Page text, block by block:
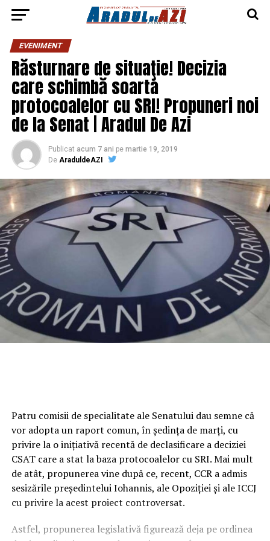
EVENIMENT
Răsturnare de situaţie! Decizia
care schimbă soarta
protocoalelor cu SRI! Propuneri noi
de la Senat | Aradul De Azi
Publicat acum 7 ani pe martie 19, 2019
De AraduldeAZI
Patru comisii de specialitate ale Senatului dau semne că
vor adopta un raport comun, în şedinţa de marţi, cu
privire la o inițiativă recentă de declasificare a deciziei
CSAT care a stat la baza protocoalelor cu SRI. Mai mult
de atât, propunerea vine după ce, recent, CCR a admis
sesizările președintelui Iohannis, ale Opoziției și ale ICCJ
cu privire la acest proiect controversat.
Astfel, propunerea legislativă figurează deja pe ordinea